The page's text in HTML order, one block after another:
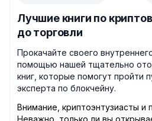
Лучшие книги по
до торговли
Прокачайте своего
помощью нашей тщательно
книг, которые помогут пройти
эксперта по блокчейну.
Внимание, криптоэнтузиасты и
Неважно, только ли вы